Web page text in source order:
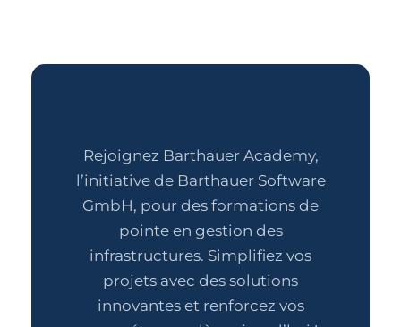
Rejoignez Barthauer Academy,
l’initiative de Barthauer Software
GmbH, pour des formations de
pointe en gestion des
infrastructures. Simplifiez vos
projets avec des solutions
innovantes et renforcez vos